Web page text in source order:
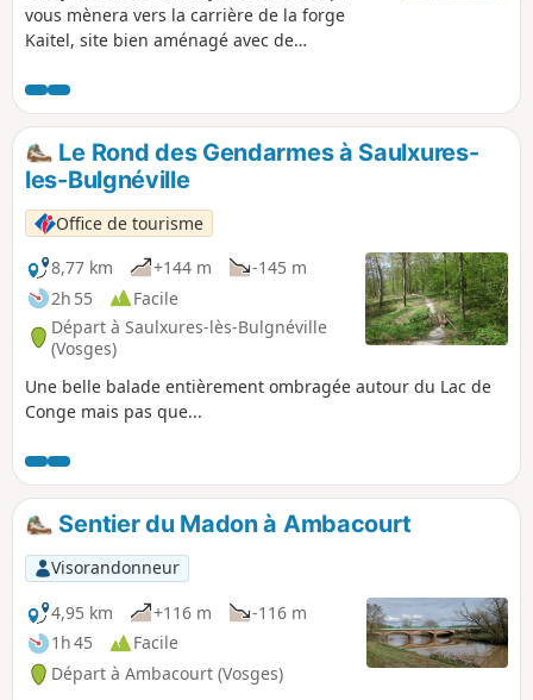
vous mènera vers la carrière de la forge
Kaitel, site bien aménagé avec de
sur le site de Kaitel, ce circuit n'est pas
balisé, pour vous guider, nous avons relevé
les plaques de numérotation des parcelles
forestières. Veillez à bien les repérer. Afin
d'éviter toute confusion ce parcours n'est
pas décrit entre les points 8 et 11, suivez le
balisage sur le terrain "flèche blanche et
écusson" agrémenté de nombreux
panneaux d'informations. En période de
chasse, renseignez-vous auprès des mairies
des communes traversées, évitez les week-
ends.
Le Rond des Gendarmes à Saulxures-
les-Bulgnéville
Office de tourisme
8,77 km
+144 m
-145 m
2h 55
Facile
Départ à Saulxures-lès-Bulgnéville
(Vosges)
Une belle balade entièrement ombragée autour du Lac de
Conge mais pas que...
Sentier du Madon à Ambacourt
Visorandonneur
4,95 km
+116 m
-116 m
1h 45
Facile
Départ à Ambacourt (Vosges)